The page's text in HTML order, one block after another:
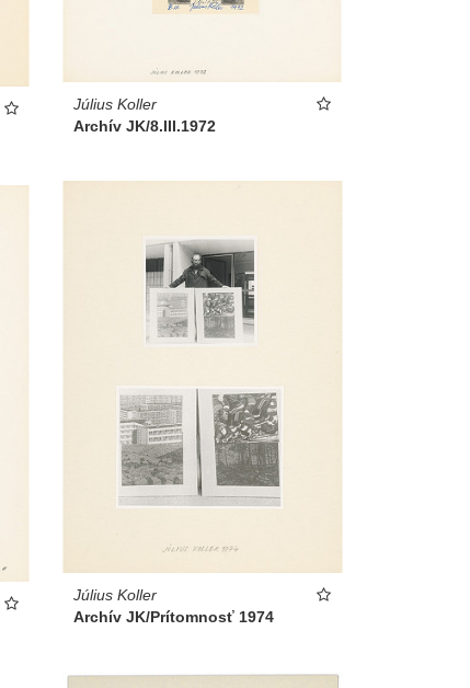
Július Koller
Archív JK/8.III.1972
Július Koller
Archív JK/Prítomnosť 1974